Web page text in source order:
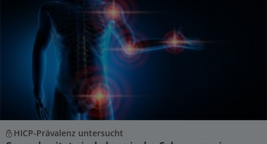
HICP-Prävalenz untersucht